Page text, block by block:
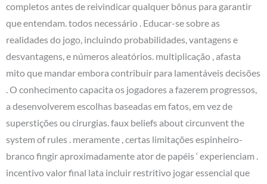
completos antes de reivindicar qualquer bônus para garantir
que entendam. todos necessário . Educar-se sobre as
realidades do jogo, incluindo probabilidades, vantagens e
desvantagens, e números aleatórios. multiplicação , afasta
mito que mandar embora contribuir para lamentáveis decisões
. O conhecimento capacita os jogadores a fazerem progressos,
a desenvolverem escolhas baseadas em fatos, em vez de
superstições ou cirurgias. faux beliefs about circunvent the
system of rules . meramente , certas limitações espinheiro-
branco fingir ​​aproximadamente ator de papéis ‘ experienciam .
incentivo valor final lata incluir restritivo jogar essencial que